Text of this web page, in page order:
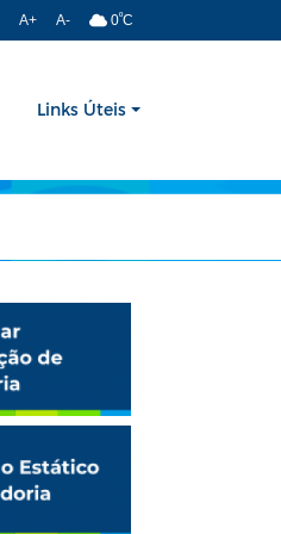
A+ A- 0ºC
Links Úteis